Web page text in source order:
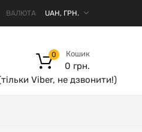
ВАЛЮТА
Viber, не дзвонити!)
Кошик
0 грн.
0